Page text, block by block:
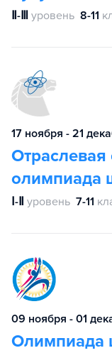
Ⅱ-Ⅲ уровень 8-11
17 ноября - 21
Отраслевая
олимпиада
Ⅰ-Ⅱ уровень 7-11
09 ноября - 01
Олимпиада